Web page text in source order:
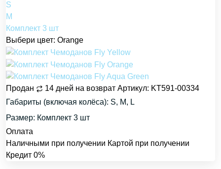
S
М
Комплект 3 шт
Выбери цвет: Orange
Продан 14 дней на возврат Артикул: KT591-00334
Габариты (включая колёса): S, M, L
Размер: Комплект 3 шт
Оплата
Наличными при получении Картой при получении
Кредит 0%